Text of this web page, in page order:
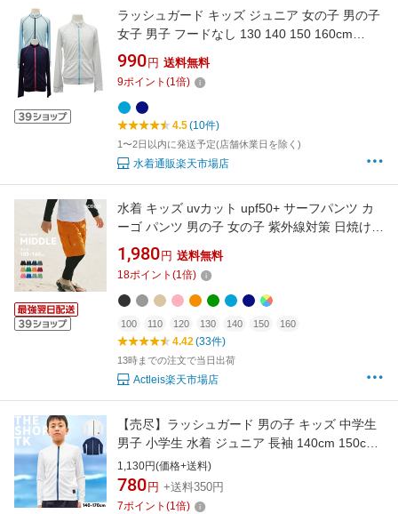
ラッシュガード キッズ ジュニア 女の子 男の子
女子 男子 フードなし 130 140 150 160cm
UV90％以上カット 吸水速乾 水着 長袖 ジップ
あり 指穴あり 日焼け防止 UVカット 冷房対策
修学旅行 林間学校 遠足 ランニング 小学生 中学
生 プール
990 円 送料無料
9ポイント (1倍)
4.5(10件)
1〜2日以内に発送予定(店舗休業日を除く)
水着通販楽天市場店
水着 キッズ uvカット upf50+ サーフパンツ カ
ーゴ パンツ 男の子 女の子 紫外線対策 日焼け防
止 男女兼用 男子 女子 男児 女児 ジュニア 子供
子ども こども 小学生 幼稚園 学校 小学校 海水
パンツ 海パン uv 夏 水陸両用 速乾 耐塩素 100
110 120 130 140 150 160
1,980 円 送料無料
18ポイント (1倍)
100 110 120 130 140 150 160
4.42(33件)
13時までの注文で当日出荷
Actleis楽天市場店
【売尽】ラッシュガード 男の子 キッズ 中学生
男子 小学生 水着 ジュニア 長袖 140cm 150cm
160cm 170cm 子供用 子供服 プール 夏 おしゃ
れ かわいい 小学校 小学生 中学校 中学生 ブラ
ック ネイビー ボーイズ 男児
1,130円(価格+送料)
780 円 +送料350円
7ポイント (1倍)